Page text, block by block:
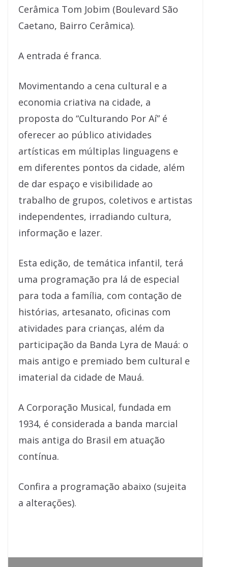
Cerâmica Tom Jobim (Boulevard São
Caetano, Bairro Cerâmica).
A entrada é franca.
Movimentando a cena cultural e a
economia criativa na cidade, a
proposta do “Culturando Por Aí” é
oferecer ao público atividades
artísticas em múltiplas linguagens e
em diferentes pontos da cidade, além
de dar espaço e visibilidade ao
trabalho de grupos, coletivos e artistas
independentes, irradiando cultura,
informação e lazer.
Esta edição, de temática infantil, terá
uma programação pra lá de especial
para toda a família, com contação de
histórias, artesanato, oficinas com
atividades para crianças, além da
participação da Banda Lyra de Mauá: o
mais antigo e premiado bem cultural e
imaterial da cidade de Mauá.
A Corporação Musical, fundada em
1934, é considerada a banda marcial
mais antiga do Brasil em atuação
contínua.
Confira a programação abaixo (sujeita
a alterações).